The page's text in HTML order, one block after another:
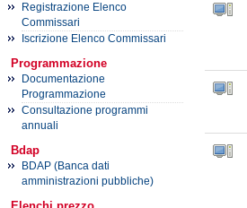
Registrazione Elenco
Commissari
Iscrizione Elenco Commissari
Programmazione
Documentazione
Programmazione
Consultazione programmi
annuali
Bdap
BDAP (Banca dati
amministrazioni pubbliche)